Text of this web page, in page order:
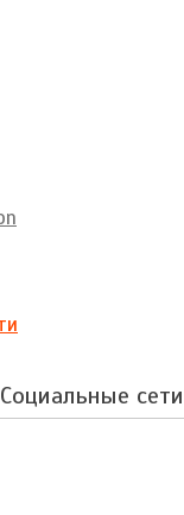
Социальные сети